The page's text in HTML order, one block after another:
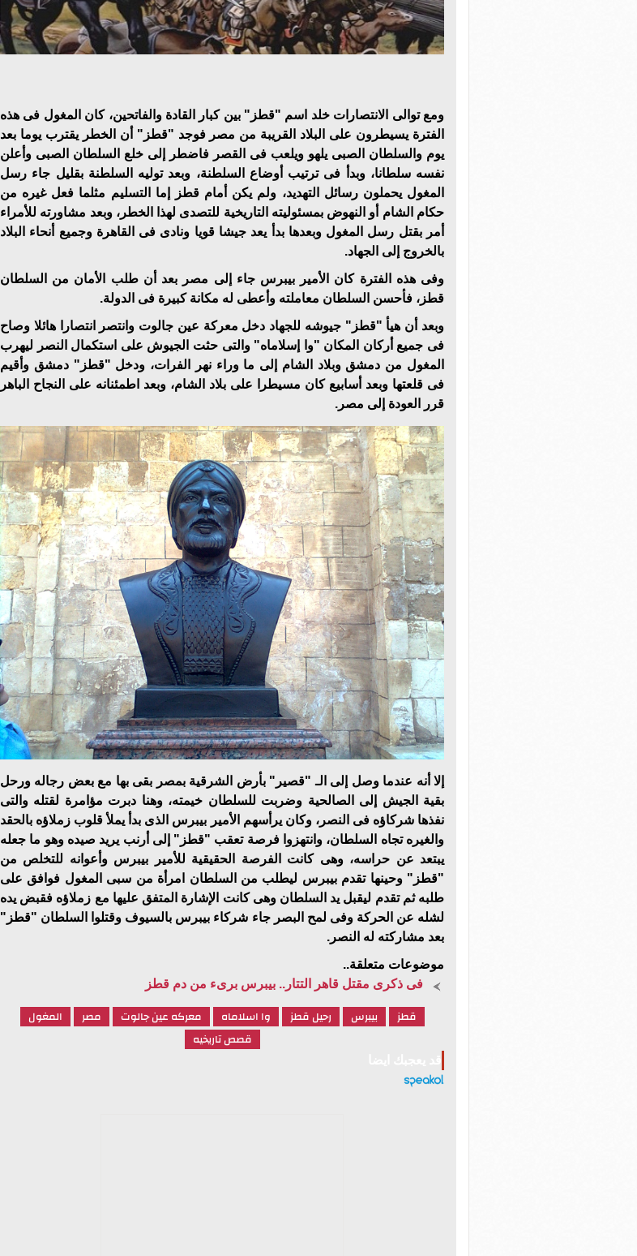
ومع توالى الانتصارات خلد اسم "قطز" بين كبار القادة والفاتحين، كان المغول فى هذه
الفترة يسيطرون على البلاد القريبة من مصر فوجد "قطز" أن الخطر يقترب يوما بعد
يوم والسلطان الصبى يلهو ويلعب فى القصر فاضطر إلى خلع السلطان الصبى وأعلن
نفسه سلطانا، وبدأ فى ترتيب أوضاع السلطنة، وبعد توليه السلطنة بقليل جاء رسل
المغول يحملون رسائل التهديد، ولم يكن أمام قطز إما التسليم مثلما فعل غيره من
حكام الشام أو النهوض بمسئوليته التاريخية للتصدى لهذا الخطر، وبعد مشاورته للأمراء
أمر بقتل رسل المغول وبعدها بدأ يعد جيشا قويا ونادى فى القاهرة وجميع أنحاء البلاد
بالخروج إلى الجهاد.
وفى هذه الفترة كان الأمير بيبرس جاء إلى مصر بعد أن طلب الأمان من السلطان
قطز، فأحسن السلطان معاملته وأعطى له مكانة كبيرة فى الدولة.
وبعد أن هيأ "قطز" جيوشه للجهاد دخل معركة عين جالوت وانتصر انتصارا هائلا وصاح
فى جميع أركان المكان "وا إسلاماه" والتى حثت الجيوش على استكمال النصر ليهرب
المغول من دمشق وبلاد الشام إلى ما وراء نهر الفرات، ودخل "قطز" دمشق وأقيم
فى قلعتها وبعد أسابيع كان مسيطرا على بلاد الشام، وبعد اطمئنانه على النجاح الباهر
قرر العودة إلى مصر.
إلا أنه عندما وصل إلى الـ "قصير" بأرض الشرقية بمصر بقى بها مع بعض رجاله ورحل
بقية الجيش إلى الصالحية وضربت للسلطان خيمته، وهنا دبرت مؤامرة لقتله والتى
نفذها شركاؤه فى النصر، وكان يرأسهم الأمير بيبرس الذى بدأ يملأ قلوب زملاؤه بالحقد
والغيره تجاه السلطان، وانتهزوا فرصة تعقب "قطز" إلى أرنب يريد صيده وهو ما جعله
يبتعد عن حراسه، وهى كانت الفرصة الحقيقية للأمير بيبرس وأعوانه للتخلص من
"قطز" وحينها تقدم بيبرس ليطلب من السلطان امرأة من سبى المغول فوافق على
طلبه ثم تقدم ليقبل يد السلطان وهى كانت الإشارة المتفق عليها مع زملاؤه فقبض يده
لشله عن الحركة وفى لمح البصر جاء شركاء بيبرس بالسيوف وقتلوا السلطان "قطز"
بعد مشاركته له النصر.
موضوعات متعلقة..
فى ذكرى مقتل قاهر التتار.. بيبرس برىء من دم قطز
قطز بيبرس رحيل قطز وا اسلاماه معركه عين جالوت مصر
المغول
قصص تاريخيه